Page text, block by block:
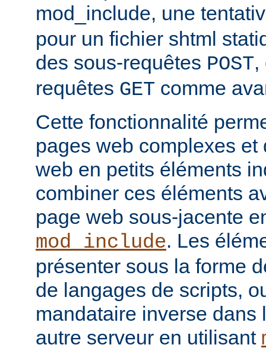
mod_include, une
pour un fichier shtml
des sous-requêtes POST,
requêtes GET comme
Cette fonctionnalité
pages web complexes
web en petits éléments
combiner ces éléments
page web sous-jacente
mod_include. Les
présenter sous la forme
de langages de scripts,
mandataire inverse dans
autre serveur en utilisant